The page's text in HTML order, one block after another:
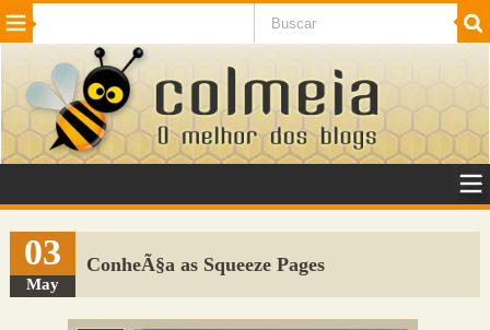
Beleza Cinema e TV
Internet Jogos NotÃ­cias SaÃºde
VeÃ­culos Adulto
Sugerir Link
Adicionar Blog
Colmeia Exchange
03
May
ConheÃ§a as Squeeze Pages